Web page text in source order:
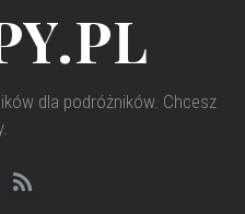
dla podróżników. Chcesz